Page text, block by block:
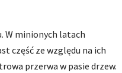
W minionych latach
część ze względu na ich
przerwa w pasie drzew.